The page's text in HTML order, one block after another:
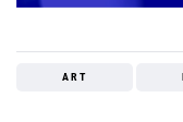
ART